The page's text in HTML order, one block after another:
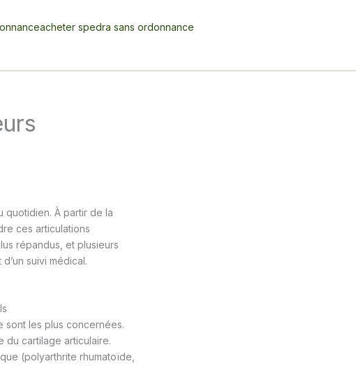
acheter spedra sans ordonnance
quotidien. À partir de la
ces articulations
répandus, et plusieurs
suivi médical.
sont les plus concernées.
du cartilage articulaire.
(polyarthrite rhumatoïde,